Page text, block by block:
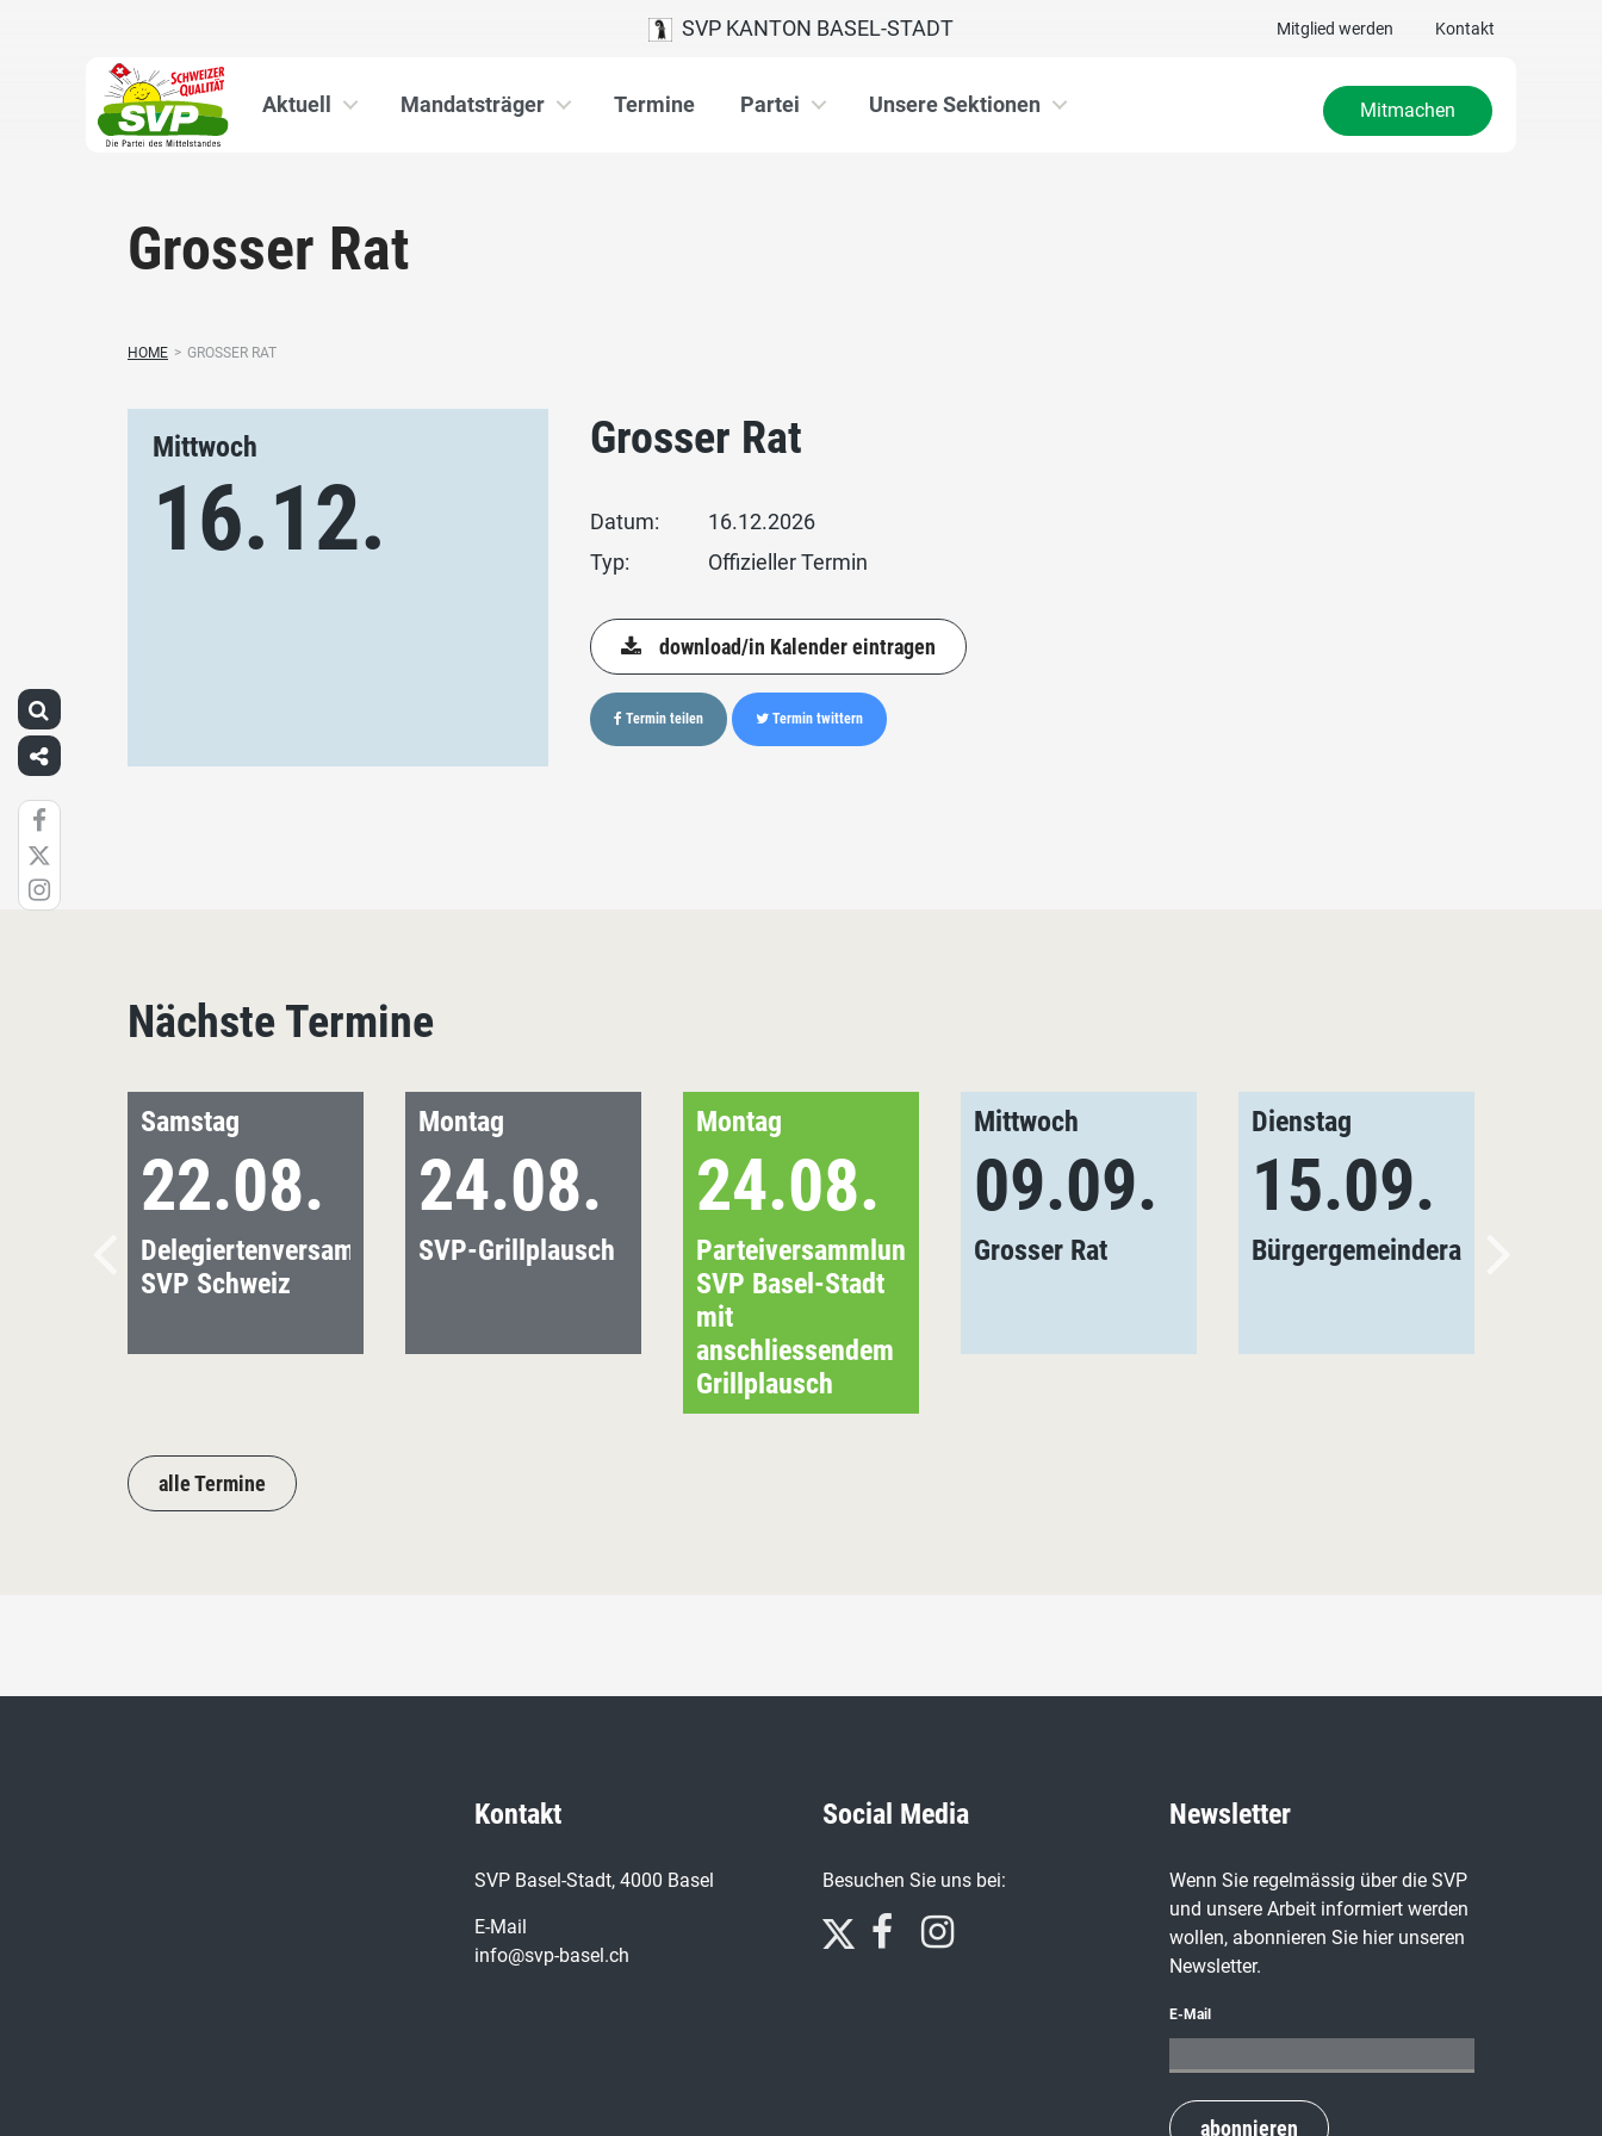
Mitglied werden Kontakt
SVP KANTON BASEL-STADT
Aktuell Mandatsträger Termine Partei Unsere Sektionen Mitmachen
Grosser Rat
HOME > GROSSER RAT
Mittwoch
16.12.
Grosser Rat
Datum:
16.12.2026
Typ:
Offizieller Termin
download/in Kalender eintragen
Termin teilen Termin twittern
Nächste Termine
Samstag
22.08.
Delegiertenversammlung
SVP Schweiz
Montag
24.08.
SVP-Grillplausch
Montag
24.08.
Parteiversammlung
SVP Basel-Stadt
mit
anschliessendem
Grillplausch
Mittwoch
09.09.
Grosser Rat
Dienstag
15.09.
Bürgergemeinderat
alle Termine
Kontakt
SVP Basel-Stadt, 4000 Basel
E-Mail
info@svp-basel.ch
Social Media
Besuchen Sie uns bei:
Newsletter
Wenn Sie regelmässig über die SVP
und unsere Arbeit informiert werden
wollen, abonnieren Sie hier unseren
Newsletter.
E-Mail
abonnieren